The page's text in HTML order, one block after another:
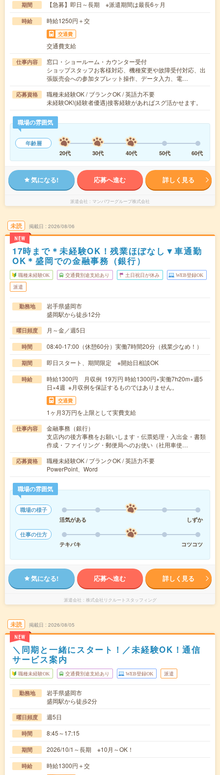
期間 【急募】即日～長期 ※派遣期間は最長6ヶ月
時給 時給1250円＋交
交通費
交通費支給
仕事内容
窓口・ショールーム・カウンター受付
ショップスタッフお客様対応、機種変更や故障受付対応、出
張販売会への参加タブレット操作、データ入力、電…
応募資格
職種未経験OK / ブランクOK / 英語力不要
未経験OK!(経験者優遇)接客経験があればスグ活かせます。
職場の雰囲気
年齢層
20代
30代 40代 50代 60代
気になる! 応募へ進む 詳しく見る
派遣会社 マンパワーグループ株式会社
未読
NEW
掲載日 2026/08/06
17時まで＊未経験OK！残業ほぼなし▼車通勤
OK＊盛岡での金融事務（銀行）
職種未経験OK 交通費別途支給あり 土日祝日が休み WEB登録OK
派遣
勤務地
岩手県盛岡市
盛岡駅から徒歩12分
曜日頻度 月～金／週5日
時間 08:40-17:00（休憩60分）実働7時間20分（残業少なめ！）
期間 即日スタート、期間限定 ※開始日相談OK
時給
時給1300円 月収例 19万円 時給1300円×実働7h20m×週5
日×4週 ※月収例を保証するものではありません。
交通費
1ヶ月3万円を上限として実費支給
仕事内容
金融事務（銀行）
支店内の後方事務をお願いします・伝票処理・入出金・書類
作成・ファイリング・郵便局へのお使い（社用車使…
応募資格
職種未経験OK / ブランクOK / 英語力不要
PowerPoint、Word
職場の雰囲気
職場の様子
活気がある
しずか
仕事の仕方
テキパキ
コツコツ
気になる! 応募へ進む 詳しく見る
派遣会社 株式会社リクルートスタッフィング
未読
NEW
掲載日 2026/08/05
＼同期と一緒にスタート！／未経験OK！通信
サービス案内
職種未経験OK 交通費別途支給あり WEB登録OK 派遣
勤務地
岩手県盛岡市
盛岡駅から徒歩2分
曜日頻度 週5日
時間 8:45～17:15
期間 2026/10/1～長期 ※10月～OK！
時給 時給1300円＋交